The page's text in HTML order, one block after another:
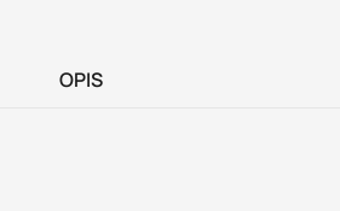
OPIS